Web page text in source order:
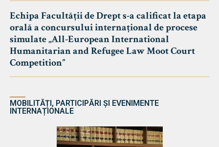
Echipa Facultății de Drept s-a calificat la etapa
orală a concursului internațional de procese
simulate „All-European International
Humanitarian and Refugee Law Moot Court
Competition”
MOBILITĂȚI, PARTICIPĂRI ȘI EVENIMENTE
INTERNAȚIONALE